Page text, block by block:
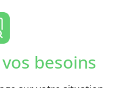
besoins